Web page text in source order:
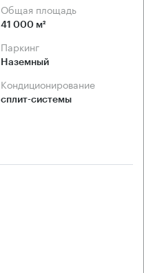
Общая площадь
41 000 м²
Паркинг
Наземный
Кондиционирование
сплит-системы